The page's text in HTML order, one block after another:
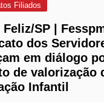
Filiados
Feliz/SP |
dos
em diálogo
de valorização
Infantil